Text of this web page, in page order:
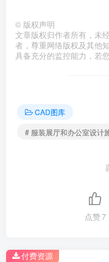
© 版权声明
文章版权归作者所有，未
者，尊重网络版权及其他
具备充分的监控能力，若
CAD图库
# 服装展厅和办公室设计
点赞7
付费资源